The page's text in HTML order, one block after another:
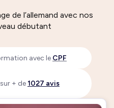
de l’allemand avec nos
débutant
avec le CPF
sur + de1027 avis